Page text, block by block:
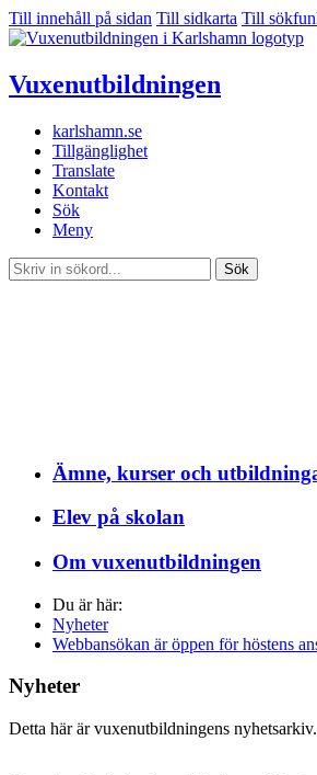
Till innehåll på sidan Till sidkarta Till
Vuxen­utbildningen
karlshamn.se
Tillgänglighet
Translate
Kontakt
Sök
Meny
Sök
Ämne, kurser och
Elev på skolan
Om vuxenutbildningen
Du är här:
Nyheter
Webbansökan är öppen för höstens
Nyheter
Detta här är vuxenutbildningens nyhetsarkiv.